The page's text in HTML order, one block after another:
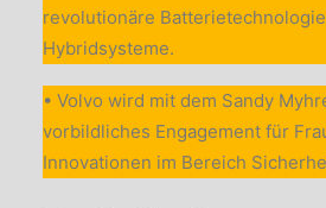
revolutionäre
Hybridsysteme.
• Volvo wird mit dem Sandy
vorbildliches Engagement für
Innovationen im Bereich